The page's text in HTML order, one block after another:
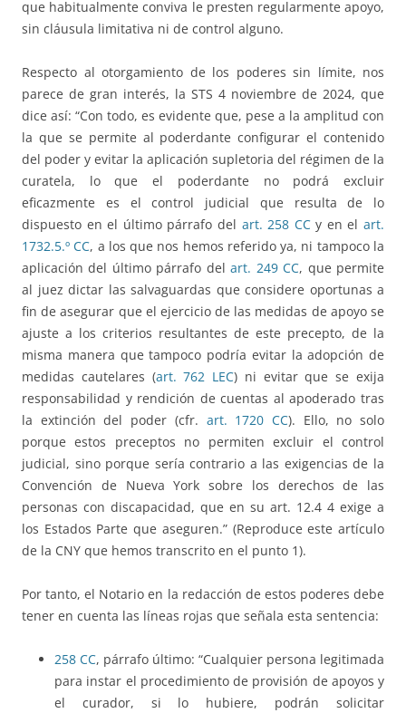
que habitualmente conviva le presten regularmente apoyo,
sin cláusula limitativa ni de control alguno.
Respecto al otorgamiento de los poderes sin límite, nos
parece de gran interés, la STS 4 noviembre de 2024, que
dice así: “Con todo, es evidente que, pese a la amplitud con
la que se permite al poderdante configurar el contenido
del poder y evitar la aplicación supletoria del régimen de la
curatela, lo que el poderdante no podrá excluir
eficazmente es el control judicial que resulta de lo
dispuesto en el último párrafo del art. 258 CCy en elart.
1732.5.º CC, a los que nos hemos referido ya, ni tampoco la
aplicación del último párrafo delart. 249 CC, que permite
al juez dictar las salvaguardas que considere oportunas a
fin de asegurar que el ejercicio de las medidas de apoyo se
ajuste a los criterios resultantes de este precepto, de la
misma manera que tampoco podría evitar la adopción de
medidas cautelares (art. 762 LEC) ni evitar que se exija
responsabilidad y rendición de cuentas al apoderado tras
la extinción del poder (cfr. art. 1720 CC). Ello, no solo
porque estos preceptos no permiten excluir el control
judicial, sino porque sería contrario a las exigencias de la
Convención de Nueva York sobre los derechos de las
personas con discapacidad, que en su art. 12.4 4 exige a
los Estados Parte que aseguren.” (Reproduce este artículo
de la CNY que hemos transcrito en el punto 1).
Por tanto, el Notario en la redacción de estos poderes debe
tener en cuenta las líneas rojas que señala esta sentencia:
258 CC, párrafo último: “Cualquier persona legitimada
para instar el procedimiento de provisión de apoyos y
el curador, si lo hubiere, podrán solicitar